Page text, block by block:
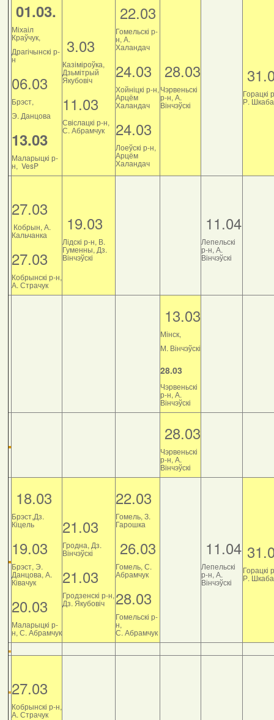
01.03.
Міхаіл
Краўчук,
Драгічынскі р-
н
06.03
Брэст,
Э. Данцова
13.03
Маларыцкі р-
н, VesP
3.03
Казіміроўка,
Дзьмітрый
Якубовіч
11.03
Свіслацкі р-н,
С. Абрамчук
22.03
Гомельскі р-
н, А.
Халандач
24.03
Хойніцкі р-н,
Арцём
Халандач
24.03
Лоеўскі р-н,
Арцём
Халандач
28.03
Чэрвеньскі
р-н, А.
Вінчэўскі
Горацкі
Р.
27.03
Кобрын, А.
Кальчанка
27.03
Кобрынскі р-н,
А. Страчук
19.03
Лідскі р-н, В.
Гуменны, Дз.
Вінчэўскі
11.04
Лепельскі
р-н, А.
Вінчэўскі
13.03
Мінск,
М. Вінчэўскі
28.03
Чэрвеньскі
р-н, А.
Вінчэўскі
28.03
Чэрвеньскі
р-н, А.
Вінчэўскі
18.03
Брэст,Дз.
Кіцель
19.03
Брэст, Э.
Данцова, А.
Ківачук
20.03
Маларыцкі р-
н, С. Абрамчук
21.03
Гродна, Дз.
Вінчэўскі
21.03
Гродзенскі р-н,
Дз. Якубовіч
22.03
Гомель, З.
Гарошка
26.03
Гомель, С.
Абрамчук
28.03
Гомельскі р-
н,
С. Абрамчук
11.04
Лепельскі
р-н, А.
Вінчэўскі
Горацкі
Р.
27.03
Кобрынскі р-н,
А. Страчук